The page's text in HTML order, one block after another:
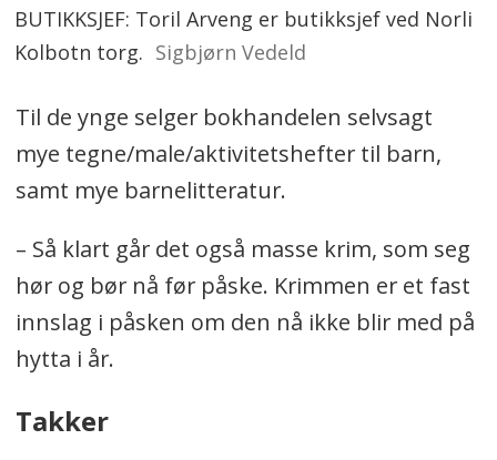
BUTIKKSJEF: Toril Arveng er butikksjef ved Norli
Kolbotn torg. Sigbjørn Vedeld
Til de ynge selger bokhandelen selvsagt
mye tegne/male/aktivitetshefter til barn,
samt mye barnelitteratur.
– Så klart går det også masse krim, som seg
hør og bør nå før påske. Krimmen er et fast
innslag i påsken om den nå ikke blir med på
hytta i år.
Takker